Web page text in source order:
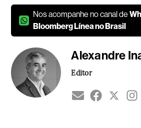
Nos acompanhe no canal de
Bloomberg Línea no Brasil
Alexandre
Editor